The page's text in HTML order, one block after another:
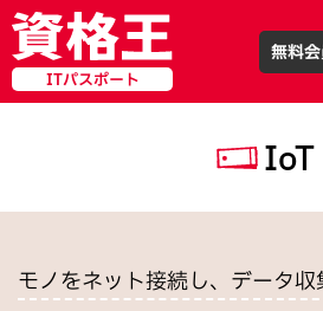
ITパスポート
無料
IoT
モノをネット接続し、データ